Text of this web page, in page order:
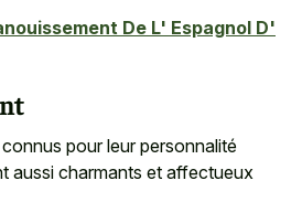
De L' Espagnol D'
pour leur personnalité
aussi charmants et affectueux